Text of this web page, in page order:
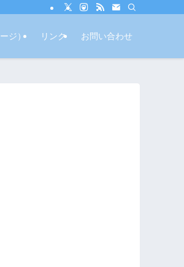
ジ） リンク お問い合わせ